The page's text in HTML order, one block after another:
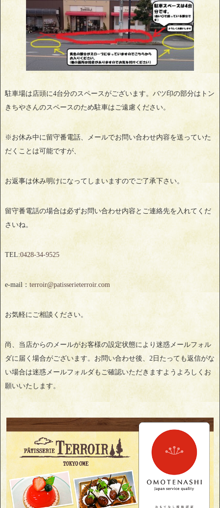
駐車場は店頭に4台分のスペースがございます。バツ印の部分はトン
きちやさんのスペースのため駐車はご遠慮ください。
※お休み中に留守番電話、メールでお問い合わせ内容を送っていた
だくことは可能ですが、
お返事は休み明けになってしまいますのでご了承下さい。
留守番電話の場合は必ずお問い合わせ内容とご連絡先を入れてくだ
さいね。
TEL:0428‐34‐9525
e-mail： terroir@patisserieterroir.com
お気軽にご相談ください。
尚、当店からのメールがお客様の設定状態により迷惑メールフォル
ダに届く場合がございます。お問い合わせ後、2日たっても返信がな
い場合は迷惑メールフォルダもご確認いただきますようよろしくお
願いいたします。